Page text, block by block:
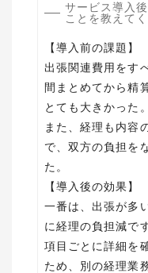
サービス導入
ことを教えて
【導入前の課題】
出張関連費用をす
間まとめてから精
とても大きかった。
また、経理も内容
で、双方の負担を
た。
【導入後の効果】
一番は、出張が多
に経理の負担減で
項目ごとに詳細を
ため、別の経理業